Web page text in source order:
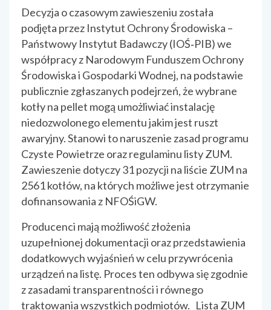
Decyzja o czasowym zawieszeniu została
podjęta przez Instytut Ochrony Środowiska –
Państwowy Instytut Badawczy (IOŚ‐PIB) we
współpracy z Narodowym Funduszem Ochrony
Środowiska i Gospodarki Wodnej, na podstawie
publicznie zgłaszanych podejrzeń, że wybrane
kotły na pellet mogą umożliwiać instalację
niedozwolonego elementu jakim jest ruszt
awaryjny. Stanowi to naruszenie zasad programu
Czyste Powietrze oraz regulaminu listy ZUM.
Zawieszenie dotyczy 31 pozycji na liście ZUM na
2561 kotłów, na których możliwe jest otrzymanie
dofinansowania z NFOŚiGW.
Producenci mają możliwość złożenia
uzupełnionej dokumentacji oraz przedstawienia
dodatkowych wyjaśnień w celu przywrócenia
urządzeń na listę. Proces ten odbywa się zgodnie
z zasadami transparentności i równego
traktowania wszystkich podmiotów. Lista ZUM